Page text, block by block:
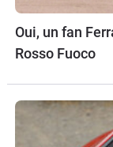
Oui, un fan
Rosso Fuoco